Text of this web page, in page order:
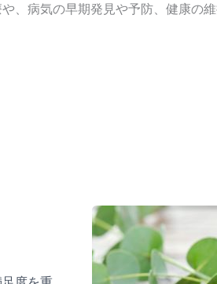
病気の早期発見や予防、健康の